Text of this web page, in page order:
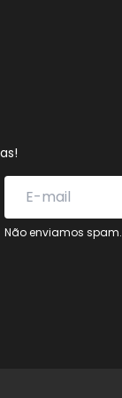
Não enviamos spam.